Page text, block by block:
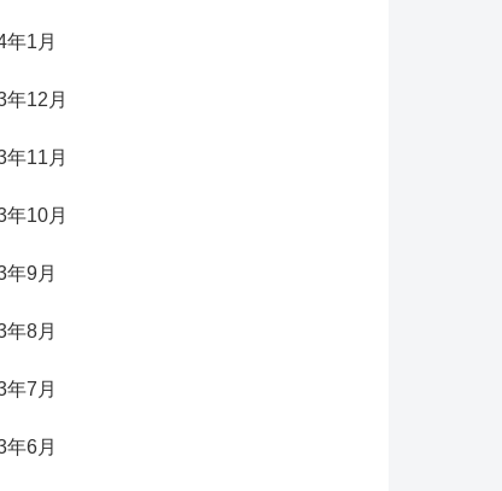
年1月
年12月
年11月
年10月
年9月
年8月
年7月
年6月